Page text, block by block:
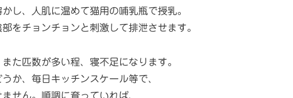
し、人肌に温めて猫用の哺乳瓶で授乳。
をチョンチョンと刺激して排泄させます。
た匹数が多い程、寝不足になります。
か、毎日キッチンスケール等で、
せん。順調に育っていれば、